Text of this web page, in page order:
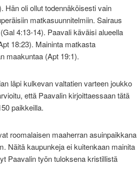
Hän oli ollut todennäköisesti vain
matkasuunnitelmiin. Sairaus
4:13-14). Paavali käväisi alueella
18:23). Maininta matkasta
maakuntaa (Apt 19:1).
läpi kulkevan valtatien varteen joukko
että Paavalin kirjoittaessaan tätä
paikkeilla.
roomalaisen maaherran asuinpaikkana
Näitä kaupunkeja ei kuitenkaan mainita
Paavalin työn tuloksena kristillistä